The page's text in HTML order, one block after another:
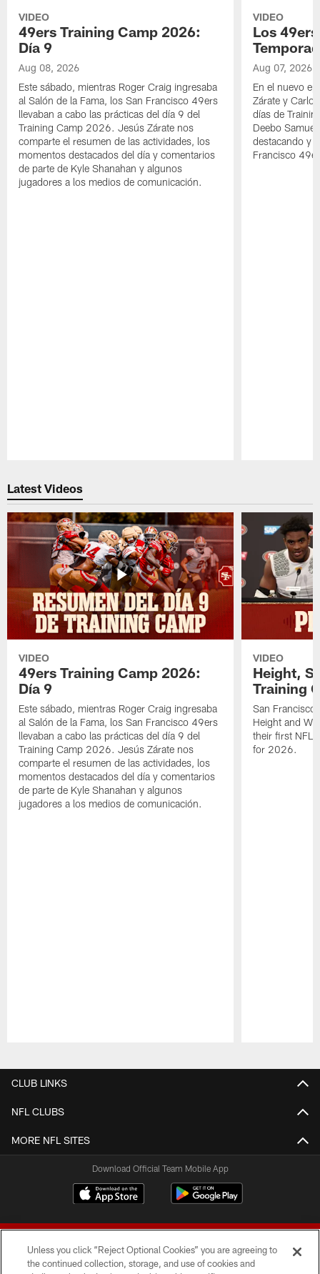
VIDEO
49ers Training Camp 2026:
Día 9
Aug 08, 2026
Este sábado, mientras Roger Craig ingresaba
al Salón de la Fama, los San Francisco 49ers
llevaban a cabo las prácticas del día 9 del
Training Camp 2026. Jesús Zárate nos
comparte el resumen de las actividades, los
momentos destacados del día y comentarios
de parte de Kyle Shanahan y algunos
jugadores a los medios de comunicación.
VIDEO
Los
Aug 07, 2026
En el nuevo
Zárate y
días de
Deebo
destacando y
Francisco
Latest Videos
VIDEO
49ers Training Camp 2026:
Día 9
Este sábado, mientras Roger Craig ingresaba
al Salón de la Fama, los San Francisco 49ers
llevaban a cabo las prácticas del día 9 del
Training Camp 2026. Jesús Zárate nos
comparte el resumen de las actividades, los
momentos destacados del día y comentarios
de parte de Kyle Shanahan y algunos
jugadores a los medios de comunicación.
VIDEO
Height,
Training
San Francisco
Height and
their first NFL
for 2026.
CLUB LINKS
NFL CLUBS
MORE NFL SITES
Download Official Team Mobile App
Unless you click “Reject Optional Cookies” you are agreeing to
the continued collection, storage, and use of cookies and